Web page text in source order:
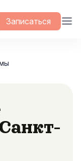
Записаться